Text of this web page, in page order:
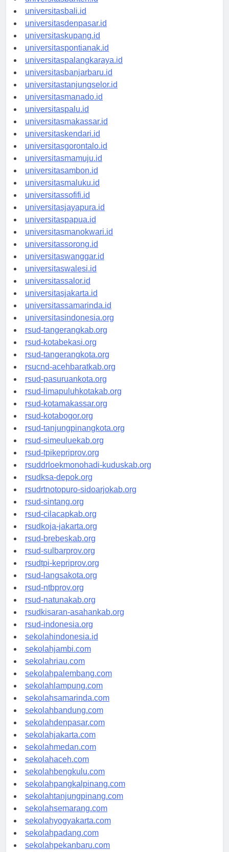
universitasbanten.id
universitasbali.id
universitasdenpasar.id
universitaskupang.id
universitaspontianak.id
universitaspalangkaraya.id
universitasbanjarbaru.id
universitastanjungselor.id
universitasmanado.id
universitaspalu.id
universitasmakassar.id
universitaskendari.id
universitasgorontalo.id
universitasmamuju.id
universitasambon.id
universitasmaluku.id
universitassofifi.id
universitasjayapura.id
universitaspapua.id
universitasmanokwari.id
universitassorong.id
universitaswanggar.id
universitaswalesi.id
universitassalor.id
universitasjakarta.id
universitassamarinda.id
universitasindonesia.org
rsud-tangerangkab.org
rsud-kotabekasi.org
rsud-tangerangkota.org
rsucnd-acehbaratkab.org
rsud-pasuruankota.org
rsud-limapuluhkotakab.org
rsud-kotamakassar.org
rsud-kotabogor.org
rsud-tanjungpinangkota.org
rsud-simeuluekab.org
rsud-tpikepriprov.org
rsuddrloekmonohadi-kuduskab.org
rsudksa-depok.org
rsudrtnotopuro-sidoarjokab.org
rsud-sintang.org
rsud-cilacapkab.org
rsudkoja-jakarta.org
rsud-brebeskab.org
rsud-sulbarprov.org
rsudtpi-kepriprov.org
rsud-langsakota.org
rsud-ntbprov.org
rsud-natunakab.org
rsudkisaran-asahankab.org
rsud-indonesia.org
sekolahindonesia.id
sekolahjambi.com
sekolahriau.com
sekolahpalembang.com
sekolahlampung.com
sekolahsamarinda.com
sekolahbandung.com
sekolahdenpasar.com
sekolahjakarta.com
sekolahmedan.com
sekolahaceh.com
sekolahbengkulu.com
sekolahpangkalpinang.com
sekolahtanjungpinang.com
sekolahsemarang.com
sekolahyogyakarta.com
sekolahpadang.com